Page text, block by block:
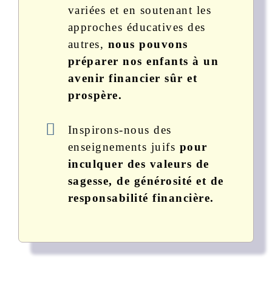
variées et en soutenant les
approches éducatives des
autres, nous pouvons
préparer nos enfants à un
avenir financier sûr et
prospère.
Inspirons-nous des
enseignements juifs pour
inculquer des valeurs de
sagesse, de générosité et de
responsabilité financière.